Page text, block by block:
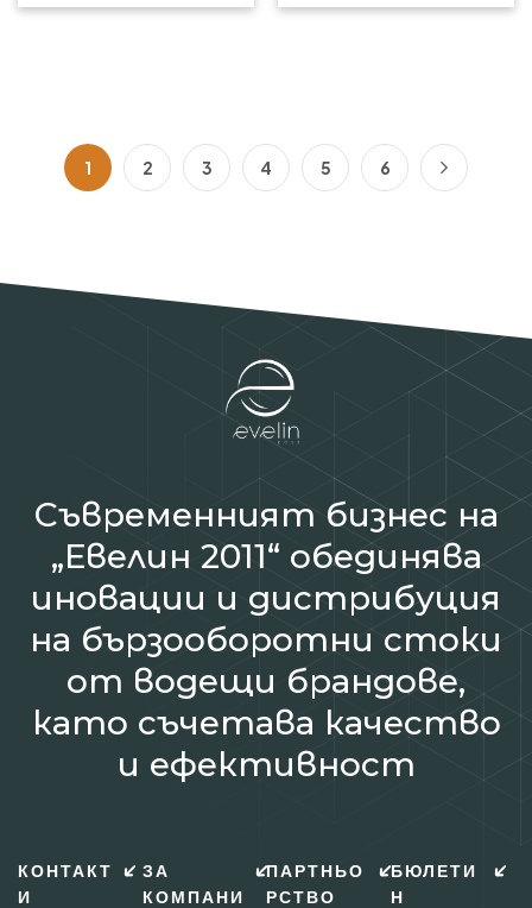
1 2 3 4 5 6
Съвременният бизнес на
„Евелин 2011“ обединява
иновации и дистрибуция
на бързооборотни стоки
от водещи брандове,
като съчетава качество
и ефективност
КОНТАКТ
И
ЗА
КОМПАНИ
ПАРТНЬО
РСТВО
БЮЛЕТИ
Н